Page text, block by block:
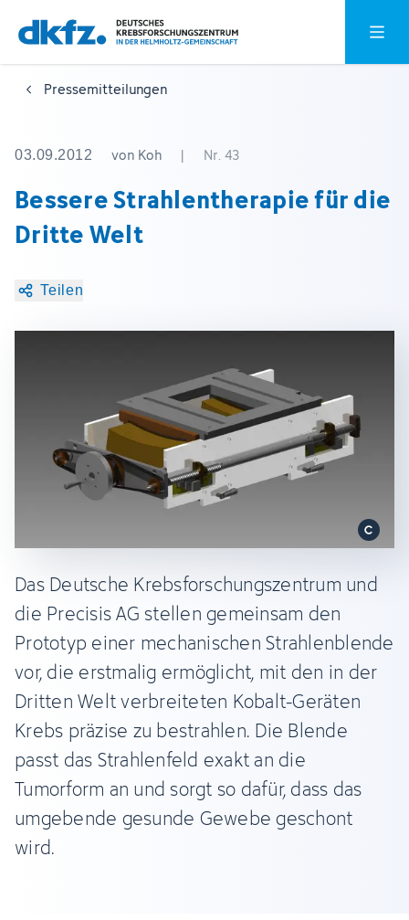
Zum
Hauptinhalt
springen
Zur
Fußzeile
springen
Pressemitteilungen
03.09.2012 von Koh | Nr. 43
Bessere Strahlentherapie für die
Dritte Welt
Teilen
Das Deutsche Krebsforschungszentrum und
die Precisis AG stellen gemeinsam den
Prototyp einer mechanischen Strahlenblende
vor, die erstmalig ermöglicht, mit den in der
Dritten Welt verbreiteten Kobalt-Geräten
Krebs präzise zu bestrahlen. Die Blende
passt das Strahlenfeld exakt an die
Tumorform an und sorgt so dafür, dass das
umgebende gesunde Gewebe geschont
wird.